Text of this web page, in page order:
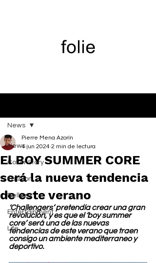
News
Cover Story
Fashion
Belleza
Entertainment
Life
News
El BOY SUMMER CORE
será la nueva tendencia
de este verano
Pierre Mena Azorín
4 jun 2024 2 min de lectura
‘Challengers’ pretendía crear una gran
revolución, y es que el ‘boy summer
core’ será una de las nuevas
tendencias de este verano que traen
consigo un ambiente mediterraneo y
deportivo.